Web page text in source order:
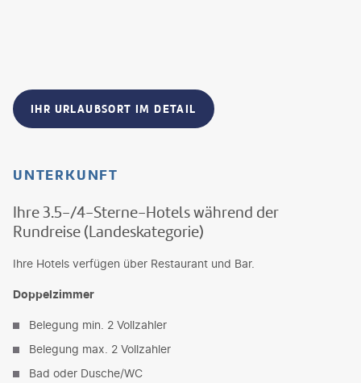
IHR URLAUBSORT IM DETAIL
UNTERKUNFT
Ihre 3.5-/4-Sterne-Hotels während der
Rundreise (Landeskategorie)
Ihre Hotels verfügen über Restaurant und Bar.
Doppelzimmer
Belegung min. 2 Vollzahler
Belegung max. 2 Vollzahler
Bad oder Dusche/WC